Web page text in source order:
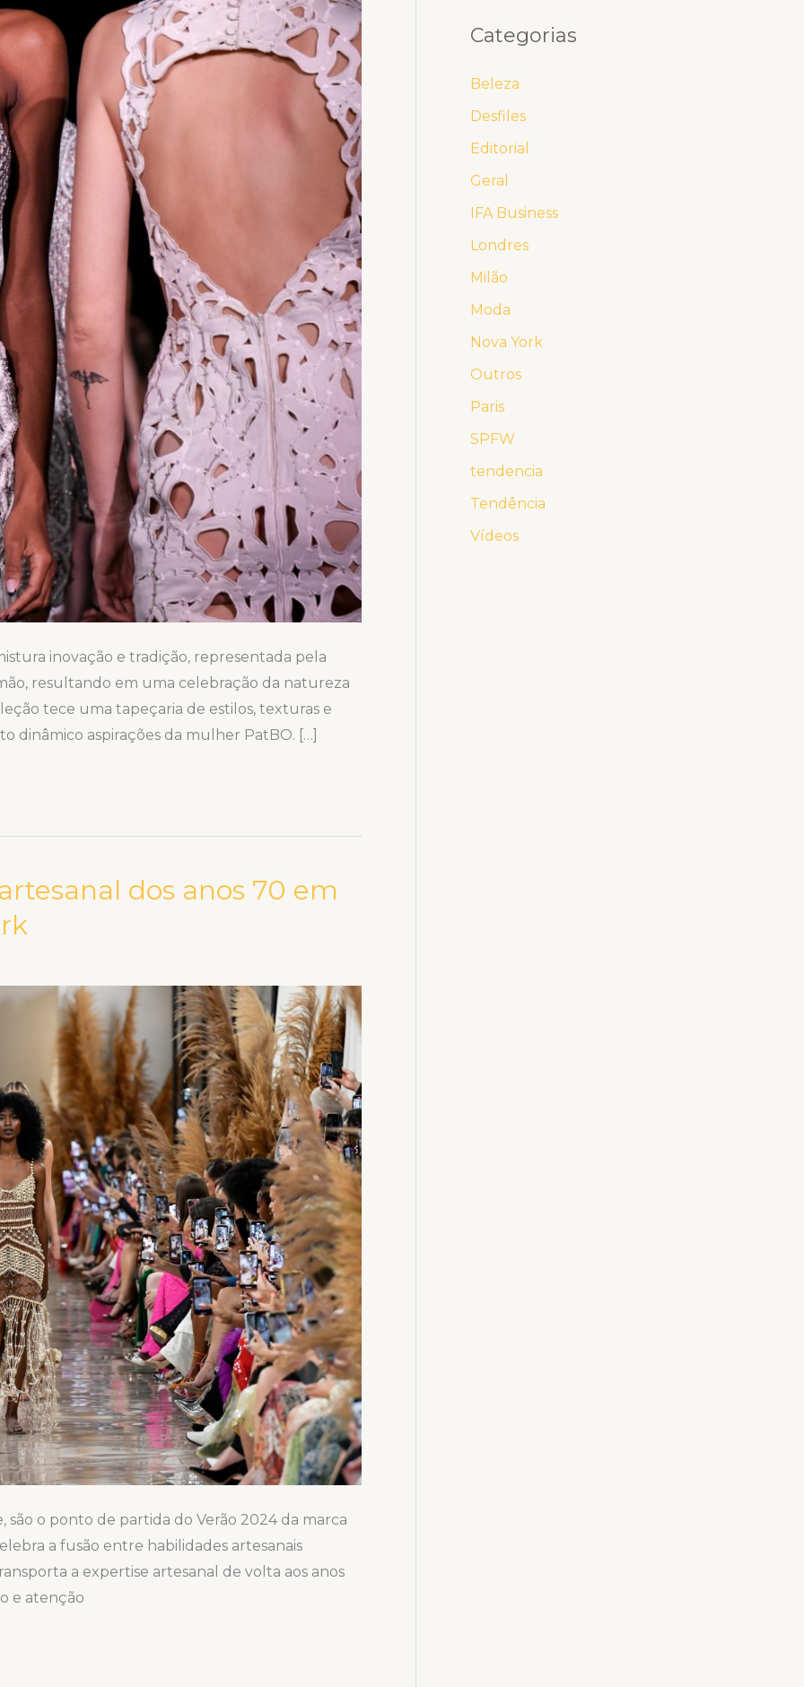
inovação e tradição, representada pela
resultando em uma celebração da natureza
tece uma tapeçaria de estilos, texturas e
dinâmico aspirações da mulher PatBO. […]
dos anos 70 em
são o ponto de partida do Verão 2024 da marca
a fusão entre habilidades artesanais
a expertise artesanal de volta aos anos
e atenção
Categorias
Beleza
Desfiles
Editorial
Geral
IFA Business
Londres
Milão
Moda
Nova York
Outros
Paris
SPFW
tendencia
Tendência
Vídeos